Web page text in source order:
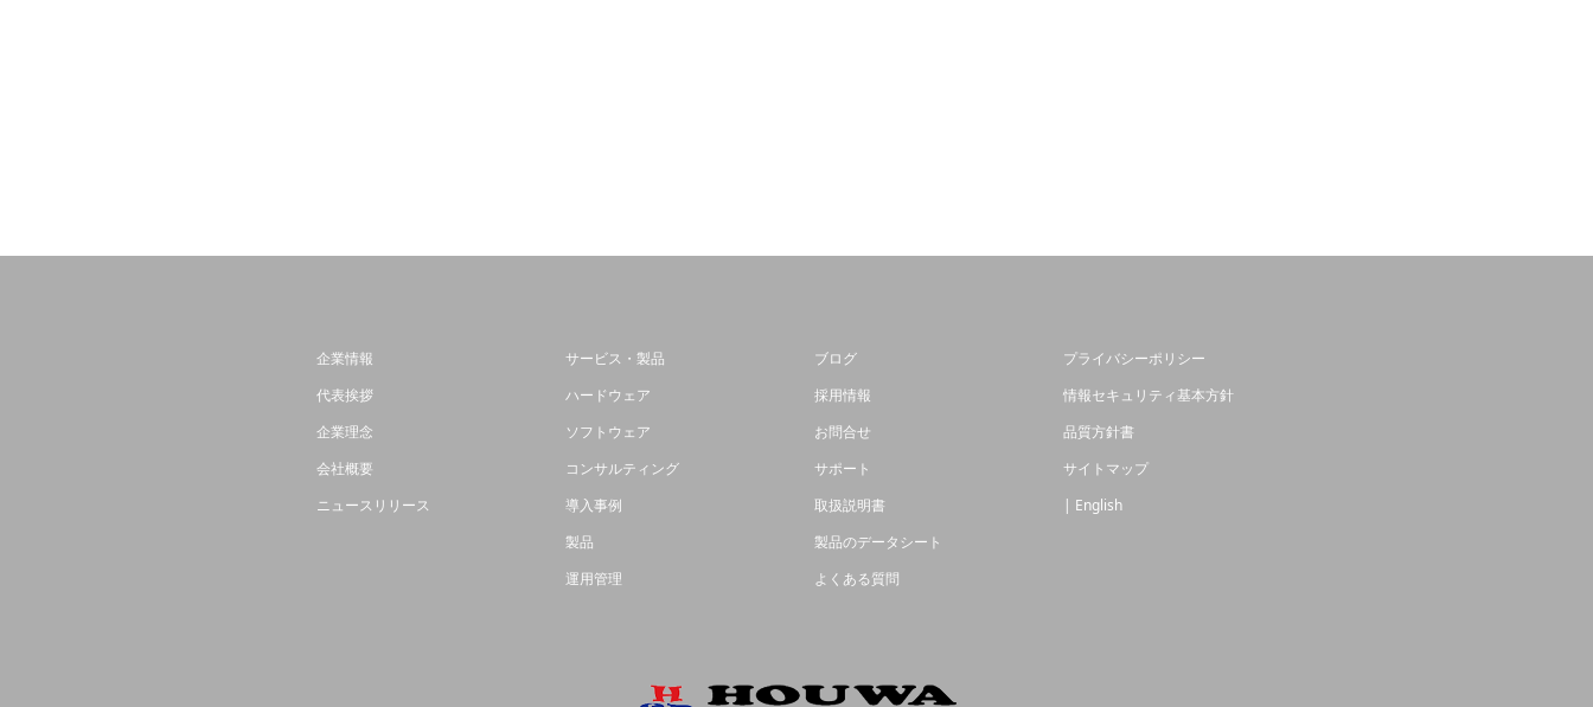
企業情報
代表挨拶
企業理念
会社概要
ニュースリリース
サービス・製品
ハードウェア
ソフトウェア
コンサルティング
導入事例
製品
運用管理
ブログ
採用情報
お問合せ
サポート
取扱説明書
製品のデータシート
よくある質問
プライバシーポリシー
情報セキュリティ基本方針
品質方針書
サイトマップ
| English